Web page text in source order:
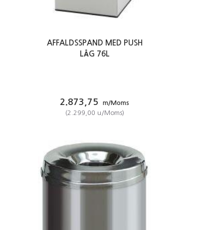
AFFALDSSPAND MED PUSH
LÅG 76L
2.873,75
m/Moms
(2.299,00 u/Moms)